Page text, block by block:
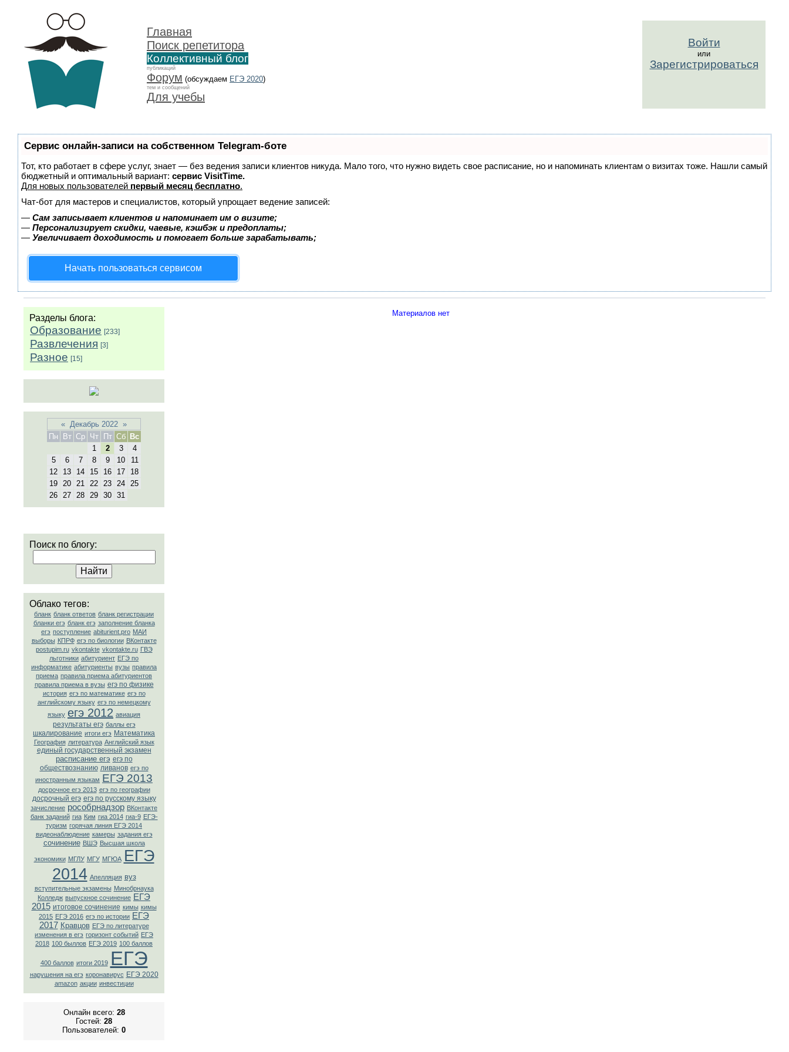
Главная
Поиск репетитора
Коллективный блог
публикаций
Форум (обсуждаем ЕГЭ 2020)
тем и сообщений
Для учебы
Войти
или
Зарегистрироваться
Сервис онлайн-записи на собственном Telegram-боте
Тот, кто работает в сфере услуг, знает — без ведения записи клиентов никуда. Мало того, что нужно видеть свое расписание, но и напоминать клиентам о визитах тоже. Нашли самый
бюджетный и оптимальный вариант: сервис VisitTime.
Для новых пользователей первый месяц бесплатно.
Чат-бот для мастеров и специалистов, который упрощает ведение записей:
— Сам записывает клиентов и напоминает им о визите;
— Персонализирует скидки, чаевые, кэшбэк и предоплаты;
— Увеличивает доходимость и помогает больше зарабатывать;
Начать пользоваться сервисом
Разделы блога:
Образование [233]
Развлечения [3]
Разное [15]
« Декабрь 2022 »
Пн
Вт Ср Чт Пт Сб Вс
1
2 3
4
5
6 7 8 9 10
11
12
13 14 15 16 17
18
19 20 21 22 23 24 25
26 27 28 29 30 31
Поиск по блогу:
Облако тегов:
бланк бланк ответов бланк регистрации
бланки егэ бланк егэ заполнение бланка
егэ поступление abiturient.pro МАИ
выборы КПРФ егэ по биологии ВКонтакте
postupim.ru vkontakte vkontakte.ru ГВЭ
льготники абитуриент ЕГЭ по
информатике абитуриенты вузы правила
приема правила приема абитуриентов
правила приема в вузы егэ по физике
история егэ по математике егэ по
английскому языку егэ по немецкому
языку егэ 2012 авиация
результаты егэ баллы егэ
шкалирование итоги егэ Математика
География литература Английский язык
единый государственный экзамен
расписание егэ егэ по
обществознанию ливанов егэ по
иностранным языкам ЕГЭ 2013
досрочное егэ 2013 егэ по географии
досрочный егэ егэ по русскому языку
зачисление рособрнадзор ВКонтaкте
банк заданий гиа Ким гиа 2014 гиа-9 ЕГЭ-
туризм горячая линия ЕГЭ 2014
видеонаблюдение камеры задания егэ
сочинение ВШЭ Высшая школа
экономики МГЛУ МГУ МГЮА ЕГЭ
2014 Апелляция вуз
вступительные экзамены Минобрнаука
Колледж выпускное сочинение ЕГЭ
2015 итоговое сочинение кимы кимы
2015 ЕГЭ 2016 егэ по истории ЕГЭ
2017 Кравцов ЕГЭ по литературе
изменения в егэ горизонт событий ЕГЭ
2018 100 быллов ЕГЭ 2019 100 баллов
400 баллов итоги 2019 ЕГЭ
нарушения на егэ коронавирус ЕГЭ 2020
amazon акции инвестиции
Онлайн всего: 28
Гостей: 28
Пользователей: 0
Материалов нет